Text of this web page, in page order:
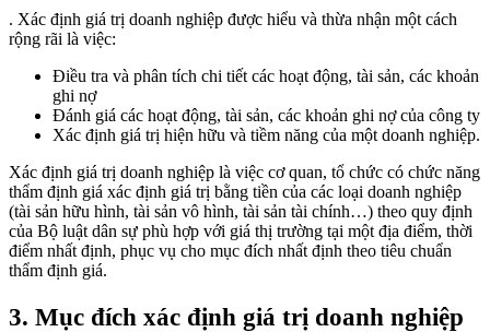
. Xác định giá trị doanh nghiệp được hiểu và thừa nhận một cách
rộng rãi là việc:
Điều tra và phân tích chi tiết các hoạt động, tài sản, các khoản
ghi nợ
Đánh giá các hoạt động, tài sản, các khoản ghi nợ của công ty
Xác định giá trị hiện hữu và tiềm năng của một doanh nghiệp.
Xác định giá trị doanh nghiệp là việc cơ quan, tổ chức có chức năng
thẩm định giá xác định giá trị bằng tiền của các loại doanh nghiệp
(tài sản hữu hình, tài sản vô hình, tài sản tài chính…) theo quy định
của Bộ luật dân sự phù hợp với giá thị trường tại một địa điểm, thời
điểm nhất định, phục vụ cho mục đích nhất định theo tiêu chuẩn
thẩm định giá.
3. Mục đích xác định giá trị doanh nghiệp